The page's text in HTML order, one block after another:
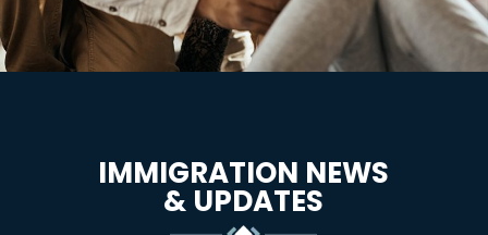
IMMIGRATION NEWS
& UPDATES